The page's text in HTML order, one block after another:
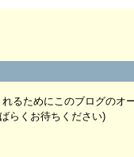
るためにこのブログのオ
らくお待ちください)